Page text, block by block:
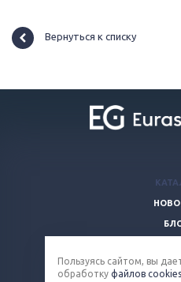
Вернуться к списку
Пользуясь сайтом, вы
обработку файлов cookies